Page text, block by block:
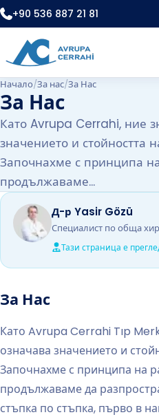
+90 536 887 21 81
Начало/За нас/За Нас
За Нас
Като Avrupa Cerrahi, ние
значението и стойността
Започнахме с принципа
продължаваме...
Д-р Yasir Gözü
Специалист по обща
Тази страница е
За Нас
Като Avrupa Cerrahi Tıp
означава значението и
Започнахме с принципа на
продължаваме да
стъпка по стъпка, първо в